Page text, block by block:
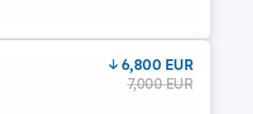
6,800 EUR
7,000 EUR